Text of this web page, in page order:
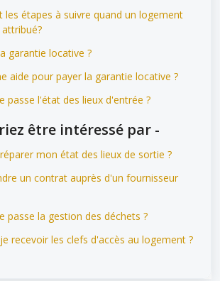
les étapes à suivre quand un logement
attribué?
garantie locative ?
aide pour payer la garantie locative ?
passe l'état des lieux d'entrée ?
être intéressé par -
mon état des lieux de sortie ?
un contrat auprès d'un fournisseur
passe la gestion des déchets ?
recevoir les clefs d'accès au logement ?